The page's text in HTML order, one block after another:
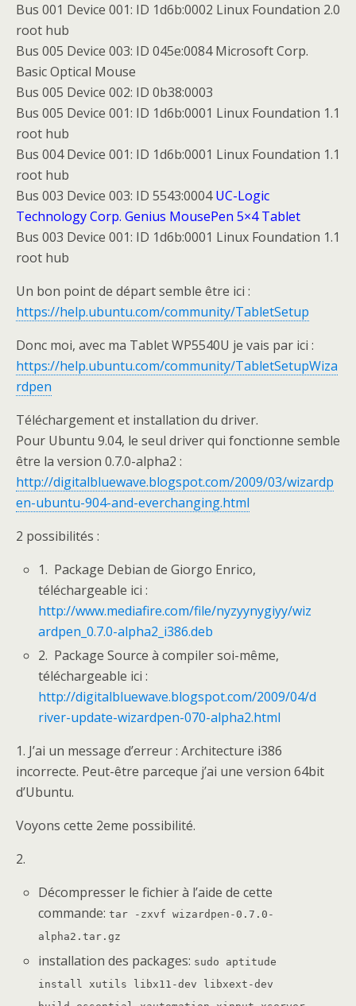
Bus 001 Device 001: ID 1d6b:0002 Linux Foundation 2.0
root hub
Bus 005 Device 003: ID 045e:0084 Microsoft Corp.
Basic Optical Mouse
Bus 005 Device 002: ID 0b38:0003
Bus 005 Device 001: ID 1d6b:0001 Linux Foundation 1.1
root hub
Bus 004 Device 001: ID 1d6b:0001 Linux Foundation 1.1
root hub
Bus 003 Device 003: ID 5543:0004UC-Logic
Technology Corp. Genius MousePen 5×4 Tablet
Bus 003 Device 001: ID 1d6b:0001 Linux Foundation 1.1
root hub
Un bon point de départ semble être ici :
https://help.ubuntu.com/community/TabletSetup
Donc moi, avec ma Tablet WP5540U je vais par ici :
https://help.ubuntu.com/community/TabletSetupWiza
rdpen
Téléchargement et installation du driver.
Pour Ubuntu 9.04, le seul driver qui fonctionne semble
être la version 0.7.0-alpha2 :
http://digitalbluewave.blogspot.com/2009/03/wizardp
en-ubuntu-904-and-everchanging.html
2 possibilités :
1. Package Debian de Giorgo Enrico,
téléchargeable ici :
http://www.mediafire.com/file/nyzyynygiyy/wiz
ardpen_0.7.0-alpha2_i386.deb
2. Package Source à compiler soi-même,
téléchargeable ici :
http://digitalbluewave.blogspot.com/2009/04/d
river-update-wizardpen-070-alpha2.html
1. J’ai un message d’erreur : Architecture i386
incorrecte. Peut-être parceque j’ai une version 64bit
d’Ubuntu.
Voyons cette 2eme possibilité.
2.
Décompresser le fichier à l’aide de cette
commande:tar -zxvf wizardpen-0.7.0-
alpha2.tar.gz
installation des packages: sudo aptitude
install xutils libx11-dev libxext-dev